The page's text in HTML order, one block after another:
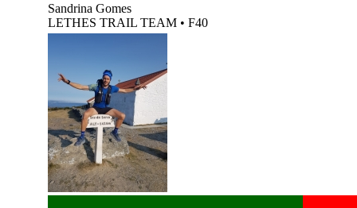
Sandrina Gomes
LETHES TRAIL TEAM • F40